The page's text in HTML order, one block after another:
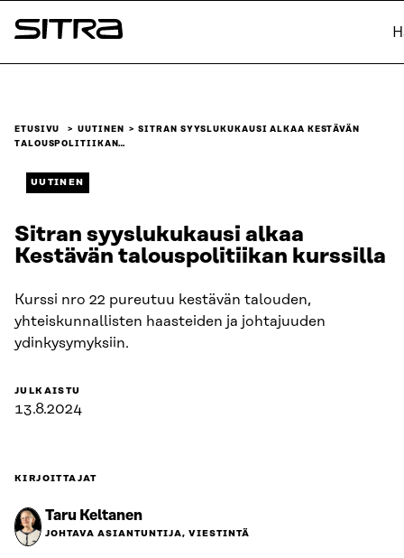
Siirry
suoraan
Sitra
ETUSIVU UUTINEN
SITRAN SYYSLUKUKAUSI ALKAA KESTÄVÄN
TALOUSPOLITIIKAN…
UUTINEN
Sitran syyslukukausi alkaa
Kestävän talouspolitiikan kurssilla
Kurssi nro 22 pureutuu kestävän talouden,
yhteiskunnallisten haasteiden ja johtajuuden
ydinkysymyksiin.
JULKAISTU
13.8.2024
KIRJOITTAJAT
Taru Keltanen
JOHTAVA ASIANTUNTIJA, VIESTINTÄ